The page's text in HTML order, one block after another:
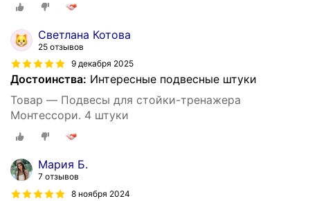
Светлана Котова
25 отзывов
9 декабря 2025
Достоинства: Интересные подвесные штуки
Товар — Подвесы для стойки-тренажера
Монтессори. 4 штуки
Мария Б.
7 отзывов
8 ноября 2024